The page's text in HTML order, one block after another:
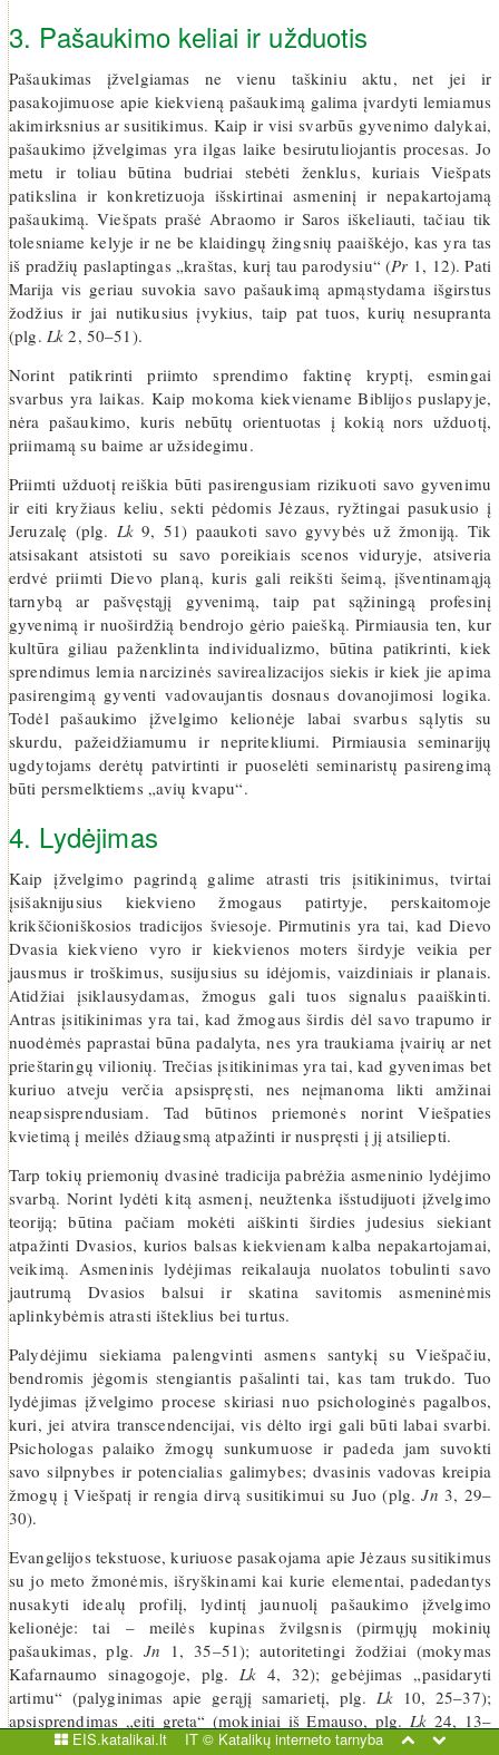
3. Pašaukimo keliai ir užduotis
Pašaukimas įžvelgiamas ne vienu taškiniu aktu, net jei ir
pasakojimuose apie kiekvieną pašaukimą galima įvardyti lemiamus
akimirksnius ar susitikimus. Kaip ir visi svarbūs gyvenimo dalykai,
pašaukimo įžvelgimas yra ilgas laike besirutuliojantis procesas. Jo
metu ir toliau būtina budriai stebėti ženklus, kuriais Viešpats
patikslina ir konkretizuoja išskirtinai asmeninį ir nepakartojamą
pašaukimą. Viešpats prašė Abraomo ir Saros iškeliauti, tačiau tik
tolesniame kelyje ir ne be klaidingų žingsnių paaiškėjo, kas yra tas
iš pradžių paslaptingas „kraštas, kurį tau parodysiu“ (Pr 1, 12). Pati
Marija vis geriau suvokia savo pašaukimą apmąstydama išgirstus
žodžius ir jai nutikusius įvykius, taip pat tuos, kurių nesupranta
(plg. Lk 2, 50–51).
Norint patikrinti priimto sprendimo faktinę kryptį, esmingai
svarbus yra laikas. Kaip mokoma kiekviename Biblijos puslapyje,
nėra pašaukimo, kuris nebūtų orientuotas į kokią nors užduotį,
priimamą su baime ar užsidegimu.
Priimti užduotį reiškia būti pasirengusiam rizikuoti savo gyvenimu
ir eiti kryžiaus keliu, sekti pėdomis Jėzaus, ryžtingai pasukusio į
Jeruzalę (plg. Lk9, 51) paaukoti savo gyvybės už žmoniją. Tik
atsisakant atsistoti su savo poreikiais scenos viduryje, atsiveria
erdvė priimti Dievo planą, kuris gali reikšti šeimą, įšventinamąją
tarnybą ar pašvęstąjį gyvenimą, taip pat sąžiningą profesinį
gyvenimą ir nuoširdžią bendrojo gėrio paiešką. Pirmiausia ten, kur
kultūra giliau paženklinta individualizmo, būtina patikrinti, kiek
sprendimus lemia narcizinės savirealizacijos siekis ir kiek jie apima
pasirengimą gyventi vadovaujantis dosnaus dovanojimosi logika.
Todėl pašaukimo įžvelgimo kelionėje labai svarbus sąlytis su
skurdu, pažeidžiamumu ir nepritekliumi. Pirmiausia seminarijų
ugdytojams derėtų patvirtinti ir puoselėti seminaristų pasirengimą
būti persmelktiems „avių kvapu“.
4. Lydėjimas
Kaip įžvelgimo pagrindą galime atrasti tris įsitikinimus, tvirtai
įsišaknijusius kiekvieno žmogaus patirtyje, perskaitomoje
krikščioniškosios tradicijos šviesoje. Pirmutinis yra tai, kad Dievo
Dvasia kiekvieno vyro ir kiekvienos moters širdyje veikia per
jausmus ir troškimus, susijusius su idėjomis, vaizdiniais ir planais.
Atidžiai įsiklausydamas, žmogus gali tuos signalus paaiškinti.
Antras įsitikinimas yra tai, kad žmogaus širdis dėl savo trapumo ir
nuodėmės paprastai būna padalyta, nes yra traukiama įvairių ar net
prieštaringų vilionių. Trečias įsitikinimas yra tai, kad gyvenimas bet
kuriuo atveju verčia apsispręsti, nes neįmanoma likti amžinai
neapsisprendusiam. Tad būtinos priemonės norint Viešpaties
kvietimą į meilės džiaugsmą atpažinti ir nuspręsti į jį atsiliepti.
Tarp tokių priemonių dvasinė tradicija pabrėžia asmeninio lydėjimo
svarbą. Norint lydėti kitą asmenį, neužtenka išstudijuoti įžvelgimo
teoriją; būtina pačiam mokėti aiškinti širdies judesius siekiant
atpažinti Dvasios, kurios balsas kiekvienam kalba nepakartojamai,
veikimą. Asmeninis lydėjimas reikalauja nuolatos tobulinti savo
jautrumą Dvasios balsui ir skatina savitomis asmeninėmis
aplinkybėmis atrasti išteklius bei turtus.
Palydėjimu siekiama palengvinti asmens santykį su Viešpačiu,
bendromis jėgomis stengiantis pašalinti tai, kas tam trukdo. Tuo
lydėjimas įžvelgimo procese skiriasi nuo psichologinės pagalbos,
kuri, jei atvira transcendencijai, vis dėlto irgi gali būti labai svarbi.
Psichologas palaiko žmogų sunkumuose ir padeda jam suvokti
savo silpnybes ir potencialias galimybes; dvasinis vadovas kreipia
žmogų į Viešpatį ir rengia dirvą susitikimui su Juo (plg.Jn 3, 29–
30).
Evangelijos tekstuose, kuriuose pasakojama apie Jėzaus susitikimus
su jo meto žmonėmis, išryškinami kai kurie elementai, padedantys
nusakyti idealų profilį, lydintį jaunuolį pašaukimo įžvelgimo
kelionėje: tai – meilės kupinas žvilgsnis (pirmųjų mokinių
pašaukimas, plg. Jn 1, 35–51); autoritetingi žodžiai (mokymas
Kafarnaumo sinagogoje, plg. Lk 4, 32); gebėjimas „pasidaryti
artimu“ (palyginimas apie gerąjį samarietį, plg. Lk 10, 25–37);
apsisprendimas „eiti greta“ (mokiniai iš Emauso, plg. Lk 24, 13–
35); autentiškas liudijimas nesibaiminant prieštarauti paplitusiems
EIS.katalikai.lt IT © Katalikų interneto tarnyba